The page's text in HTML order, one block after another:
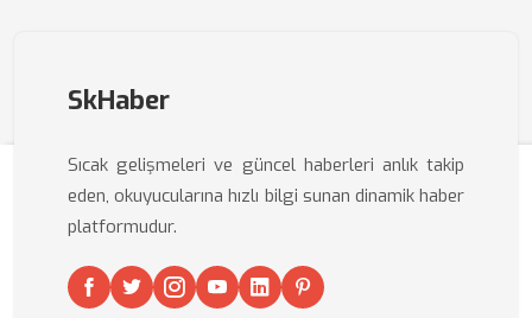
SkHaber
Sıcak gelişmeleri ve güncel haberleri anlık takip
eden, okuyucularına hızlı bilgi sunan dinamik haber
platformudur.